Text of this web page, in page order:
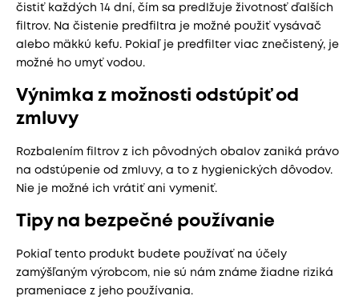
čistiť každých 14 dní, čím sa predlžuje životnosť ďalších
filtrov. Na čistenie predfiltra je možné použiť vysávač
alebo mäkkú kefu. Pokiaľ je predfilter viac znečistený, je
možné ho umyť vodou.
Výnimka z možnosti odstúpiť od
zmluvy
Rozbalením filtrov z ich pôvodných obalov zaniká právo
na odstúpenie od zmluvy, a to z hygienických dôvodov.
Nie je možné ich vrátiť ani vymeniť.
Tipy na bezpečné používanie
Pokiaľ tento produkt budete používať na účely
zamýšľaným výrobcom, nie sú nám známe žiadne riziká
prameniace z jeho používania.